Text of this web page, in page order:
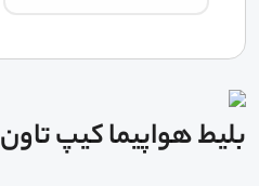
بلیط هواپیما کیپ تاون